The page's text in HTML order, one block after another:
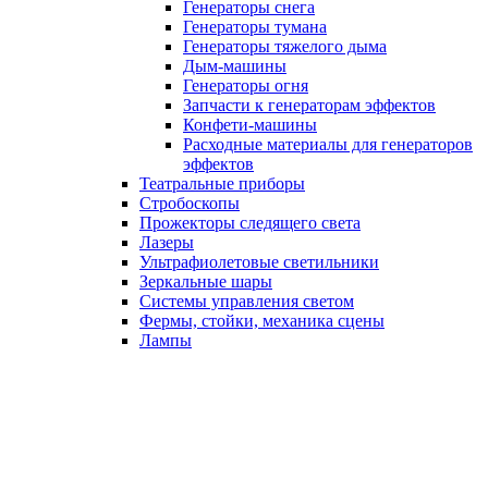
Генераторы снега
Генераторы тумана
Генераторы тяжелого дыма
Дым-машины
Генераторы огня
Запчасти к генераторам эффектов
Конфети-машины
Расходные материалы для генераторов
эффектов
Театральные приборы
Стробоскопы
Прожекторы следящего света
Лазеры
Ультрафиолетовые светильники
Зеркальные шары
Системы управления светом
Фермы, стойки, механика сцены
Лампы